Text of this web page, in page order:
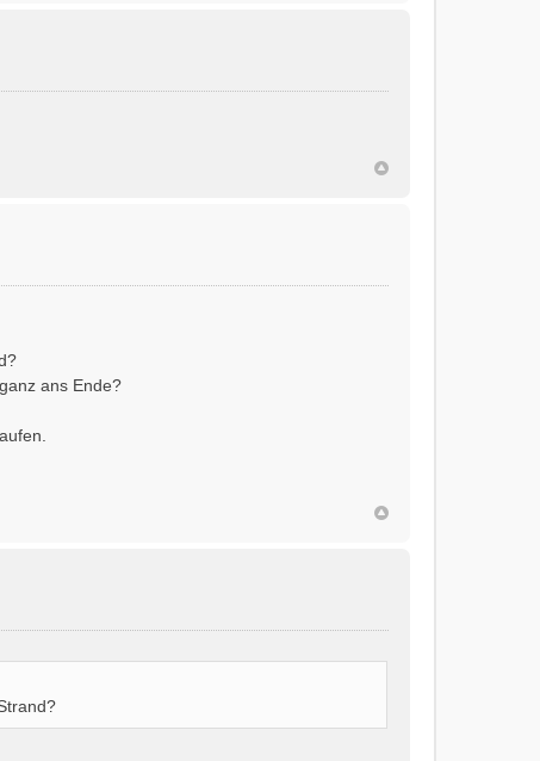
ans Ende?